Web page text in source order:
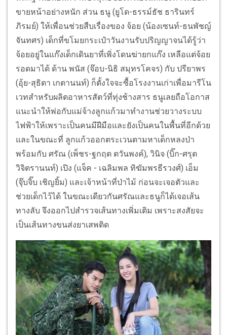
ขายหน้าอย่างหนัก ส่วน ธนู (ยูโด-ธรรม์ธัช ธารินทร์
ภิรมย์) ให้เพื่อนช่วยสืบเรื่องของ จ้อย (น้องเซนท์-ธนพัชญ์
จันทศร) เด็กที่ขโมยกระเป๋าวันงานรับปริญญาจนได้รู้ว่า
จ้อยอยู่ในแก๊งเด็กเดินยาที่เพิ่งโดนฆ่ายกแก๊ง เหลือแต่จ้อย
รอดมาได้ ด้าน พนัส (จ๊อบ-นิธิ สมุทรโคจร) กับ ปรียาพร
(อุ้ย-สุธิตา เกตานนท์) ก็ตั้งใจจะซื้อโรงงานเก่าเพื่อมารีโน
เวทสำหรับผลิตอาหารสัตว์ที่ทุ่งช้างสาร ธนูเลยถือโอกาส
แนะนำให้พ่อกับแม่จ้างลูกแก้วมาทำงานช่วยวางระบบ
ไฟฟ้าให้เพราะเป็นคนมีฝีมือและยังเป็นคนในพื้นที่อีกด้วย
และในขณะที่ ลูกแก้วออกตระเวนตามหาเด็กหลงป่า
พร้อมกับ ศรัณ (เพ็ชร-ฐกฤต ตวันพงค์), วินิจ (บิ๊ก-ศรุต
วิจิตรานนท์) เปิง (แจ็ค - เฉลิมพล ทิฆัมพรธีรวงศ์) เอ็ม
(จุ๊บจิ๊บ เชิญยิ้ม) และเจ้าหน้าที่ป่าไม้ ก่อนจะเจอตัวและ
ช่วยเด็กไว้ได้ ในขณะเดียวกันศรัณและธนูก็ได้เจอเส้น
ทางลับ จึงออกไปสำรวจเส้นทางเพิ่มเติม เพราะสงสัยจะ
เป็นเส้นทางขนส่งยาเสพติด